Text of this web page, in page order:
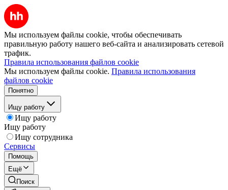
Мы используем файлы cookie, чтобы обеспечивать
правильную работу нашего веб-сайта и анализировать сетевой
трафик.
Правила использования файлов cookie
Мы используем файлы cookie. Правила использования
файлов cookie
Понятно
Ищу работу
Ищу работу
Ищу работу
Ищу сотрудника
Сервисы
Помощь
Ещё
Поиск